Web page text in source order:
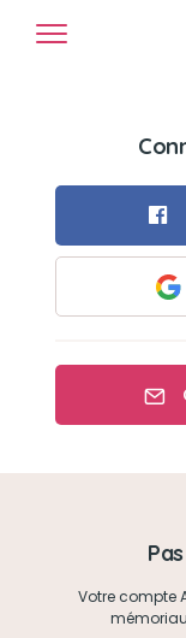
Votre compte